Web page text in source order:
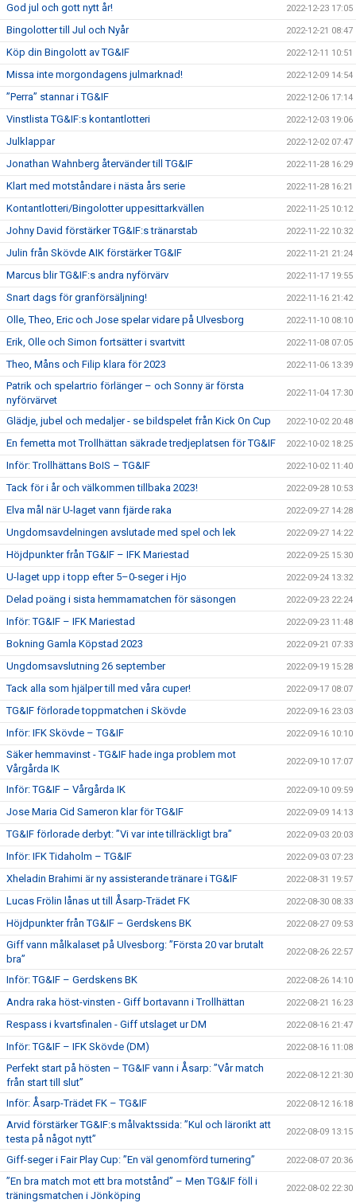
God jul och gott nytt år! 2022-12-23 17:05
Bingolotter till Jul och Nyår 2022-12-21 08:47
Köp din Bingolott av TG&IF 2022-12-11 10:51
Missa inte morgondagens julmarknad! 2022-12-09 14:54
”Perra” stannar i TG&IF 2022-12-06 17:14
Vinstlista TG&IF:s kontantlotteri 2022-12-03 19:06
Julklappar 2022-12-02 07:47
Jonathan Wahnberg återvänder till TG&IF 2022-11-28 16:29
Klart med motståndare i nästa års serie 2022-11-28 16:21
Kontantlotteri/Bingolotter uppesittarkvällen 2022-11-25 10:12
Johny David förstärker TG&IF:s tränarstab 2022-11-22 10:32
Julin från Skövde AIK förstärker TG&IF 2022-11-21 21:24
Marcus blir TG&IF:s andra nyförvärv 2022-11-17 19:55
Snart dags för granförsäljning! 2022-11-16 21:42
Olle, Theo, Eric och Jose spelar vidare på Ulvesborg 2022-11-10 08:10
Erik, Olle och Simon fortsätter i svartvitt 2022-11-08 07:05
Theo, Måns och Filip klara för 2023 2022-11-06 13:39
Patrik och spelartrio förlänger – och Sonny är första
nyförvärvet
2022-11-04 17:30
Glädje, jubel och medaljer - se bildspelet från Kick On Cup 2022-10-02 20:48
En femetta mot Trollhättan säkrade tredjeplatsen för TG&IF 2022-10-02 18:25
Inför: Trollhättans BoIS – TG&IF 2022-10-02 11:40
Tack för i år och välkommen tillbaka 2023! 2022-09-28 10:53
Elva mål när U-laget vann fjärde raka 2022-09-27 14:28
Ungdomsavdelningen avslutade med spel och lek 2022-09-27 14:22
Höjdpunkter från TG&IF – IFK Mariestad 2022-09-25 15:30
U-laget upp i topp efter 5–0-seger i Hjo 2022-09-24 13:32
Delad poäng i sista hemmamatchen för säsongen 2022-09-23 22:24
Inför: TG&IF – IFK Mariestad 2022-09-23 11:48
Bokning Gamla Köpstad 2023 2022-09-21 07:33
Ungdomsavslutning 26 september 2022-09-19 15:28
Tack alla som hjälper till med våra cuper! 2022-09-17 08:07
TG&IF förlorade toppmatchen i Skövde 2022-09-16 23:03
Inför: IFK Skövde – TG&IF 2022-09-16 10:10
Säker hemmavinst - TG&IF hade inga problem mot
Vårgårda IK
2022-09-10 17:07
Inför: TG&IF – Vårgårda IK 2022-09-10 09:59
Jose Maria Cid Sameron klar för TG&IF 2022-09-09 14:13
TG&IF förlorade derbyt: ”Vi var inte tillräckligt bra” 2022-09-03 20:03
Inför: IFK Tidaholm – TG&IF 2022-09-03 07:23
Xheladin Brahimi är ny assisterande tränare i TG&IF 2022-08-31 19:57
Lucas Frölin lånas ut till Åsarp-Trädet FK 2022-08-30 08:33
Höjdpunkter från TG&IF – Gerdskens BK 2022-08-27 09:53
Giff vann målkalaset på Ulvesborg: ”Första 20 var brutalt
bra”
2022-08-26 22:57
Inför: TG&IF – Gerdskens BK 2022-08-26 14:10
Andra raka höst-vinsten - Giff bortavann i Trollhättan 2022-08-21 16:23
Respass i kvartsfinalen - Giff utslaget ur DM 2022-08-16 21:47
Inför: TG&IF – IFK Skövde (DM) 2022-08-16 11:08
Perfekt start på hösten – TG&IF vann i Åsarp: ”Vår match
från start till slut”
2022-08-12 21:30
Inför: Åsarp-Trädet FK – TG&IF 2022-08-12 16:18
Arvid förstärker TG&IF:s målvaktssida: ”Kul och lärorikt att
testa på något nytt”
2022-08-09 13:15
Giff-seger i Fair Play Cup: ”En väl genomförd turnering” 2022-08-07 20:36
”En bra match mot ett bra motstånd” – Men TG&IF föll i
träningsmatchen i Jönköping
2022-08-02 22:30